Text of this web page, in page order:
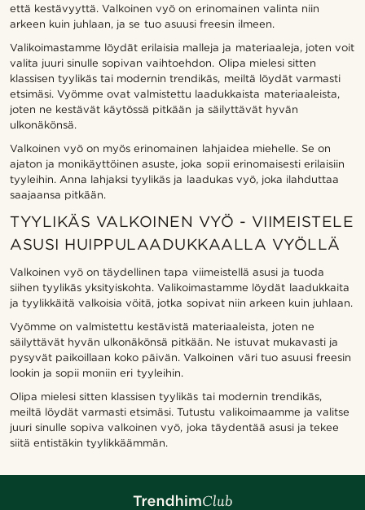
että kestävyyttä. Valkoinen vyö on erinomainen valinta niin
arkeen kuin juhlaan, ja se tuo asuusi freesin ilmeen.
Valikoimastamme löydät erilaisia malleja ja materiaaleja, joten voit
valita juuri sinulle sopivan vaihtoehdon. Olipa mielesi sitten
klassisen tyylikäs tai modernin trendikäs, meiltä löydät varmasti
etsimäsi. Vyömme ovat valmistettu laadukkaista materiaaleista,
joten ne kestävät käytössä pitkään ja säilyttävät hyvän
ulkonäkönsä.
Valkoinen vyö on myös erinomainen lahjaidea miehelle. Se on
ajaton ja monikäyttöinen asuste, joka sopii erinomaisesti erilaisiin
tyyleihin. Anna lahjaksi tyylikäs ja laadukas vyö, joka ilahduttaa
saajaansa pitkään.
TYYLIKÄS VALKOINEN VYÖ - VIIMEISTELE
ASUSI HUIPPULAADUKKAALLA VYÖLLÄ
Valkoinen vyö on täydellinen tapa viimeistellä asusi ja tuoda
siihen tyylikäs yksityiskohta. Valikoimastamme löydät laadukkaita
ja tyylikkäitä valkoisia vöitä, jotka sopivat niin arkeen kuin juhlaan.
Vyömme on valmistettu kestävistä materiaaleista, joten ne
säilyttävät hyvän ulkonäkönsä pitkään. Ne istuvat mukavasti ja
pysyvät paikoillaan koko päivän. Valkoinen väri tuo asuusi freesin
lookin ja sopii moniin eri tyyleihin.
Olipa mielesi sitten klassisen tyylikäs tai modernin trendikäs,
meiltä löydät varmasti etsimäsi. Tutustu valikoimaamme ja valitse
juuri sinulle sopiva valkoinen vyö, joka täydentää asusi ja tekee
siitä entistäkin tyylikkäämmän.